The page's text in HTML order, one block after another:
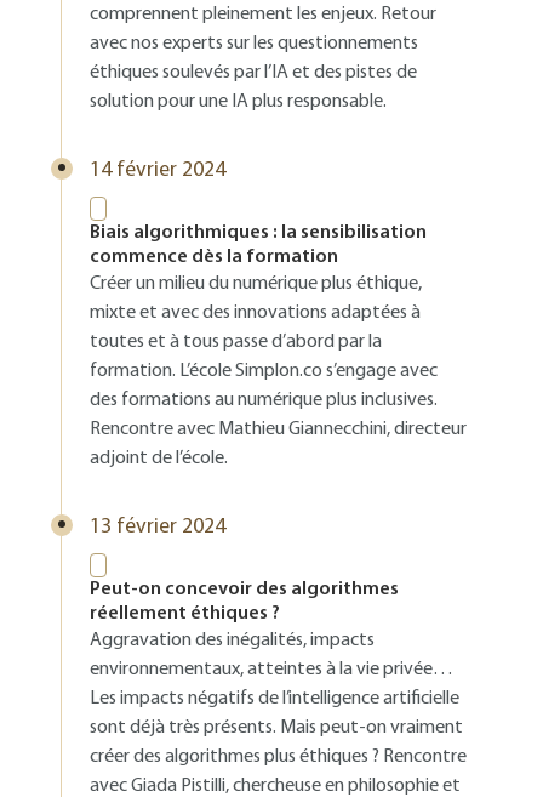
comprennent pleinement les enjeux. Retour
avec nos experts sur les questionnements
éthiques soulevés par l’IA et des pistes de
solution pour une IA plus responsable.
14 février 2024
Biais algorithmiques : la sensibilisation
commence dès la formation
Créer un milieu du numérique plus éthique,
mixte et avec des innovations adaptées à
toutes et à tous passe d’abord par la
formation. L’école Simplon.co s’engage avec
des formations au numérique plus inclusives.
Rencontre avec Mathieu Giannecchini, directeur
adjoint de l’école.
13 février 2024
Peut-on concevoir des algorithmes
réellement éthiques ?
Aggravation des inégalités, impacts
environnementaux, atteintes à la vie privée…
Les impacts négatifs de l’intelligence artificielle
sont déjà très présents. Mais peut-on vraiment
créer des algorithmes plus éthiques ? Rencontre
avec Giada Pistilli, chercheuse en philosophie et